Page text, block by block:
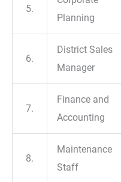
5.
Planning
6.
District Sales
Manager
7.
Finance and
Accounting
8.
Maintenance
Staff